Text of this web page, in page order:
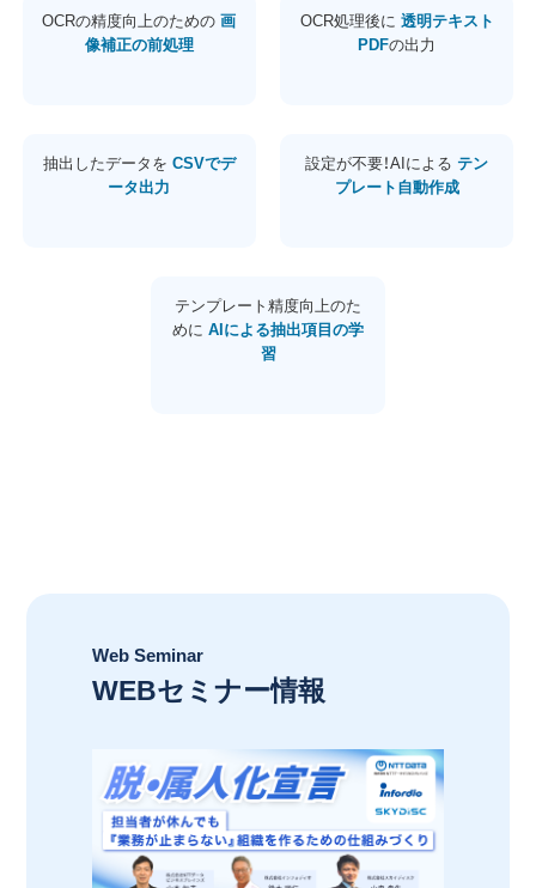
OCRの精度向上のための画
像補正の前処理
OCR処理後に 透明テキスト
PDFの出力
抽出したデータを CSVでデ
ータ出力
設定が不要！AIによる テン
プレート自動作成
テンプレート精度向上のた
めに AIによる抽出項目の学
習
Web Seminar
WEBセミナー情報